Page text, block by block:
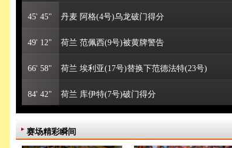
45' 45" 丹麦 阿格(4号)乌龙破门得分
49' 12" 荷兰 范佩西(9号)被黄牌警告
66' 58" 荷兰 埃利亚(17号)替换下范德法特(23号)
84' 42" 荷兰 库伊特(7号)破门得分
赛场精彩瞬间